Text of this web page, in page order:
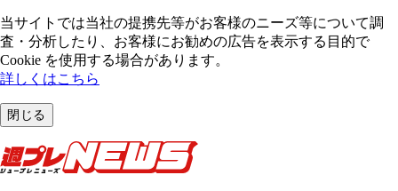
当サイトでは当社の提携先等がお客様のニーズ等について調
査・分析したり、お客様にお勧めの広告を表⽰する⽬的で
Cookie を使⽤する場合があります。
詳しくはこちら
閉じる